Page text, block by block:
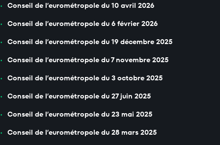
Conseil de l’eurométropole du 10 avril 2026
Conseil de l’eurométropole du 6 février 2026
Conseil de l’eurométropole du 19 décembre 2025
Conseil de l’eurométropole du 7 novembre 2025
Conseil de l’eurométropole du 3 octobre 2025
Conseil de l’eurométropole du 27 juin 2025
Conseil de l’eurométropole du 23 mai 2025
Conseil de l’eurométropole du 28 mars 2025